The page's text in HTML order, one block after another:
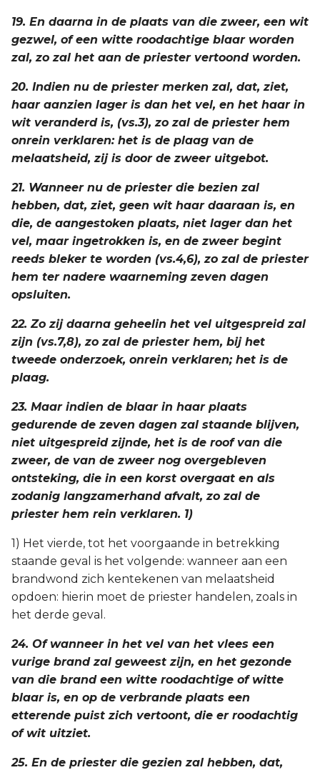
19. En daarna in de plaats van die zweer, een wit
gezwel, of een witte roodachtige blaar worden
zal, zo zal het aan de priester vertoond worden.
20. Indien nu de priester merken zal, dat, ziet,
haar aanzien lager is dan het vel, en het haar in
wit veranderd is, (vs.3), zo zal de priester hem
onrein verklaren: het is de plaag van de
melaatsheid, zij is door de zweer uitgebot.
21. Wanneer nu de priester die bezien zal
hebben, dat, ziet, geen wit haar daaraan is, en
die, de aangestoken plaats, niet lager dan het
vel, maar ingetrokken is, en de zweer begint
reeds bleker te worden (vs.4,6), zo zal de priester
hem ter nadere waarneming zeven dagen
opsluiten.
22. Zo zij daarna geheelin het vel uitgespreid zal
zijn (vs.7,8), zo zal de priester hem, bij het
tweede onderzoek, onrein verklaren; het is de
plaag.
23. Maar indien de blaar in haar plaats
gedurende de zeven dagen zal staande blijven,
niet uitgespreid zijnde, het is de roof van die
zweer, de van de zweer nog overgebleven
ontsteking, die in een korst overgaat en als
zodanig langzamerhand afvalt, zo zal de
priester hem rein verklaren. 1)
1) Het vierde, tot het voorgaande in betrekking
staande geval is het volgende: wanneer aan een
brandwond zich kentekenen van melaatsheid
opdoen: hierin moet de priester handelen, zoals in
het derde geval.
24. Of wanneer in het vel van het vlees een
vurige brand zal geweest zijn, en het gezonde
van die brand een witte roodachtige of witte
blaar is, en op de verbrande plaats een
etterende puist zich vertoont, die er roodachtig
of wit uitziet.
25. En de priester die gezien zal hebben, dat,